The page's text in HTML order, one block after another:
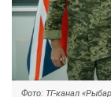
Фото: ТГ-канал